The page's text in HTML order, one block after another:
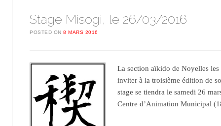
Stage Misogi, le 26/03/2016
POSTED ON8 MARS 2016
La section aïkido de Noyelles
inviter à la troisième édition de
stage se tiendra le samedi 26
Centre d’Animation Municipal